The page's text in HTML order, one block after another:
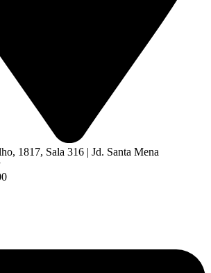
1817, Sala 316 | Jd. Santa Mena